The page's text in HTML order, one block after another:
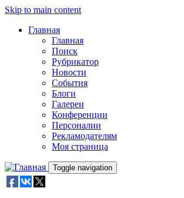
Skip to main content
Главная
Главная
Поиск
Рубрикатор
Новости
События
Блоги
Галереи
Конференции
Персоналии
Рекламодателям
Моя страница
Toggle navigation